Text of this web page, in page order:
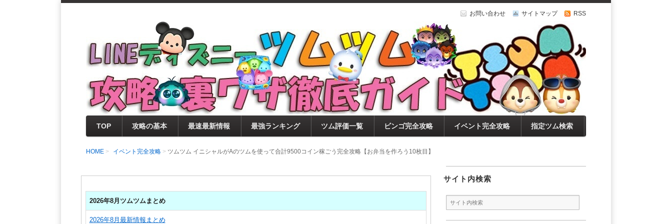
お問い合わせ サイトマップ RSS
LINEディズニー ツムツム攻略・裏ワザ徹底ガイド
支持率No1！痒いところに手が届くツムツム攻略サイト！新ツム・イベント・ピックアップ・
セレクト情報をいち早く提供するとともに、ビンゴ・キャラ評価も丁寧に解説！ツムツムを12
0％楽しめるサイトを目指しています。
TOP 攻略の基本 最速最新情報 最強ランキング ツム評価一覧 ビンゴ完全攻略 イベント完全攻略 指定ツム検索
HOME イベント完全攻略 ツムツム イニシャルがAのツムを使って合計9500コイン稼ごう完全攻略【お弁当を作ろう10枚目】
2026年8月ツムツムまとめ
2026年8月最新情報まとめ
サイト内検索